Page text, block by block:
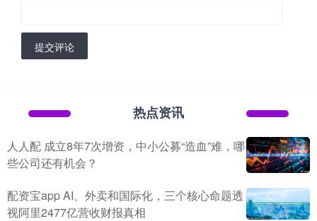
提交评论
热点资讯
人人配 成立8年7次增资，中小公募“造血”难，哪
些公司还有机会？
配资宝app AI、外卖和国际化，三个核心命题透
视阿里2477亿营收财报真相